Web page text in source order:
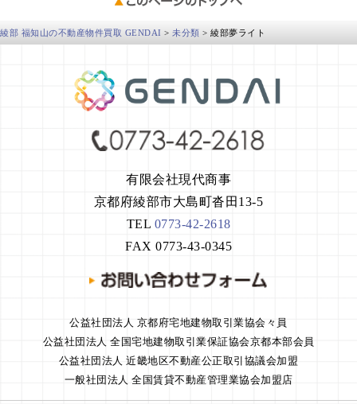
綾部 福知山の不動産物件買取 GENDAI > 未分類 > 綾部夢ライト
有限会社現代商事
京都府綾部市大島町沓田13-5
TEL 0773-42-2618
FAX 0773-43-0345
公益社団法人 京都府宅地建物取引業協会々員
公益社団法人 全国宅地建物取引業保証協会京都本部会員
公益社団法人 近畿地区不動産公正取引協議会加盟
一般社団法人 全国賃貸不動産管理業協会加盟店